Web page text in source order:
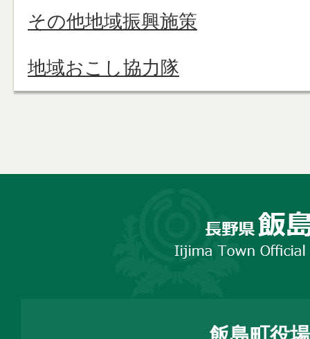
その他地域振興施策
地域おこし協力隊